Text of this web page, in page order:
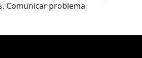
Comunicar problema